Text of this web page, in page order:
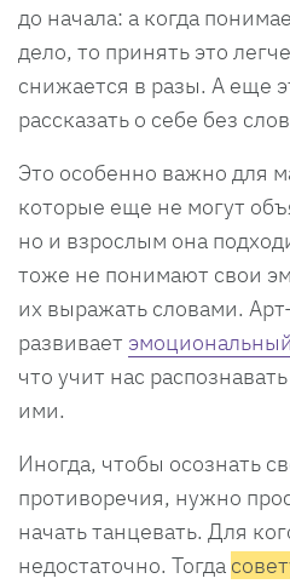
до начала: а когда
дело, то принять это
снижается в разы. А еще
рассказать о себе без
Это особенно важно для
которые еще не могут
но и взрослым она
тоже не понимают свои
их выражать словами.
развивает
что учит нас
ими.
Иногда, чтобы осознать
противоречия, нужно
начать танцевать. Для
недостаточно. Тогда